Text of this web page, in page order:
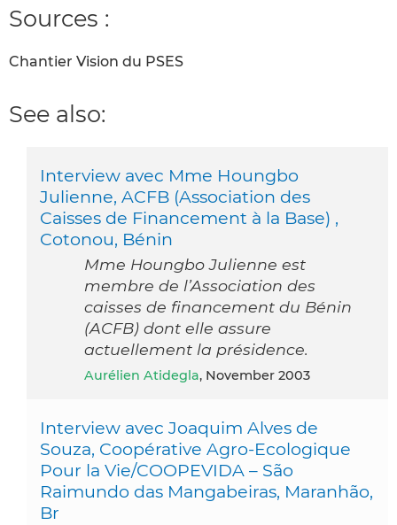
Sources :
Chantier Vision du PSES
See also:
Interview avec Mme Houngbo
Julienne, ACFB (Association des
Caisses de Financement à la Base) ,
Cotonou, Bénin
Mme Houngbo Julienne est
membre de l’Association des
caisses de financement du Bénin
(ACFB) dont elle assure
actuellement la présidence.
Aurélien Atidegla, November 2003
Interview avec Joaquim Alves de
Souza, Coopérative Agro-Ecologique
Pour la Vie/COOPEVIDA – São
Raimundo das Mangabeiras, Maranhão,
Br